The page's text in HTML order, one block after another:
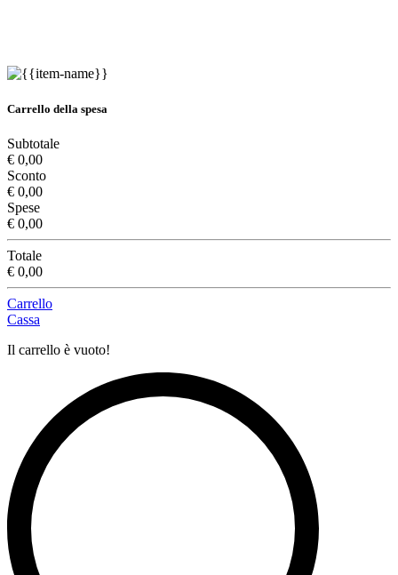
Carrello della spesa
Subtotale
€ 0,00
Sconto
€ 0,00
Spese
€ 0,00
Totale
€ 0,00
Carrello
Cassa
Il carrello è vuoto!